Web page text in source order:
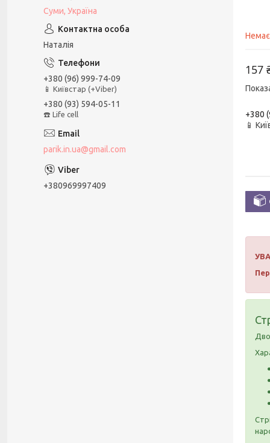
Немає
157
+380
📱
Суми, Україна
Наталія
+380 (96) 999-74-09
📱 Київстар (+Viber)
+380 (93) 594-05-11
☎️ Life cell
parik.in.ua@gmail.com
+380969997409